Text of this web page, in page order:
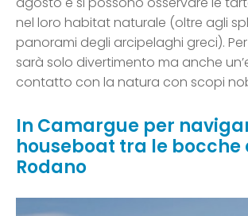
nel loro habitat naturale (oltre agli
panorami degli arcipelaghi greci).
sarà solo divertimento ma anche
contatto con la natura con scopi
In Camargue per
houseboat tra le bocche
Rodano